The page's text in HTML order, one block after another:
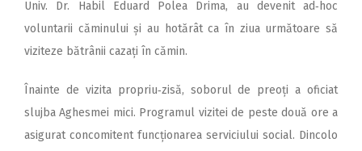
Univ. Dr. Habil Eduard Polea Drima, au devenit ad‑hoc
voluntarii căminului și au hotărât ca în ziua următoare să
viziteze bătrânii cazați în cămin.
Înainte de vizita propriu‑zisă, soborul de preoți a oficiat
slujba Aghesmei mici. Programul vizitei de peste două ore a
asigurat concomitent funcționarea serviciului social. Dincolo